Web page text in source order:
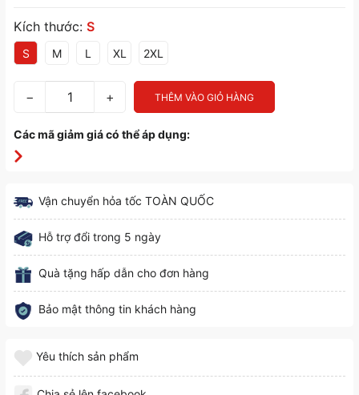
Kích thước: S
S M L XL 2XL
− + THÊM VÀO GIỎ HÀNG
Các mã giảm giá có thể áp dụng:
Vận chuyển hỏa tốc TOÀN QUỐC
Hỗ trợ đổi trong 5 ngày
Quà tặng hấp dẫn cho đơn hàng
Bảo mật thông tin khách hàng
Yêu thích sản phẩm